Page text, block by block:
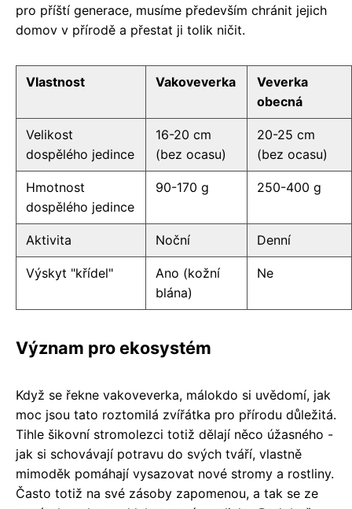
pro příští generace, musíme především chránit jejich
domov v přírodě a přestat ji tolik ničit.
Vlastnost Vakoveverka
Veverka
obecná
Velikost
dospělého jedince
16-20 cm
(bez ocasu)
20-25 cm
(bez ocasu)
Hmotnost
dospělého jedince
90-170 g 250-400 g
Aktivita Noční Denní
Výskyt "křídel"
Ano (kožní
blána)
Ne
Význam pro ekosystém
Když se řekne vakoveverka, málokdo si uvědomí, jak
moc jsou tato roztomilá zvířátka pro přírodu důležitá.
Tihle šikovní stromolezci totiž dělají něco úžasného -
jak si schovávají potravu do svých tváří, vlastně
mimoděk pomáhají vysazovat nové stromy a rostliny.
Často totiž na své zásoby zapomenou, a tak se ze